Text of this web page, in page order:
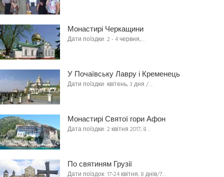
Монастирі Черкащини
Дати поїздки: 2 - 4 червня,…
У Почаївську Лавру і Кременець
Дати поїздки: квітень, 3 дня /…
Монастирі Святої гори Афон
Дата поїздки: 2 квітня 2017, 8…
По святиням Грузії
Дати поїздок: 17-24 квітня, 8 днів/7…